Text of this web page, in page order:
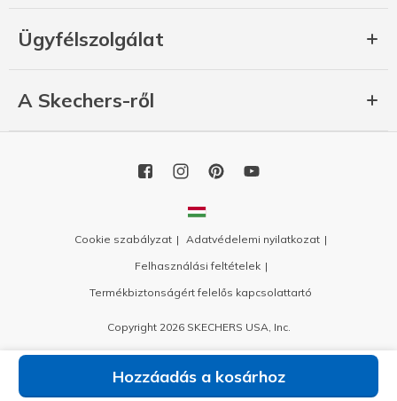
Hozzáadás a kosárhoz
Ügyfélszolgálat
A Skechers-ről
Cookie szabályzat
Adatvédelemi nyilatkozat
Felhasználási feltételek
Termékbiztonságért felelős kapcsolattartó
Copyright 2026 SKECHERS USA, Inc.